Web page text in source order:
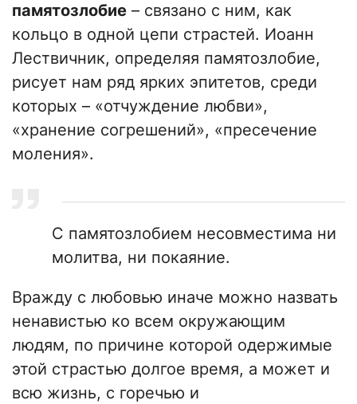
памятозлобие – связано с ним, как
кольцо в одной цепи страстей. Иоанн
Лествичник, определяя памятозлобие,
рисует нам ряд ярких эпитетов, среди
которых – «отчуждение любви»,
«хранение согрешений», «пресечение
моления».
С памятозлобием несовместима ни
молитва, ни покаяние.
Вражду с любовью иначе можно назвать
ненавистью ко всем окружающим
людям, по причине которой одержимые
этой страстью долгое время, а может и
всю жизнь, с горечью и